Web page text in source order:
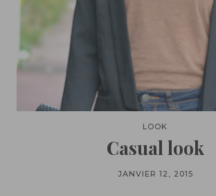
LOOK
Casual look
JANVIER 12, 2015